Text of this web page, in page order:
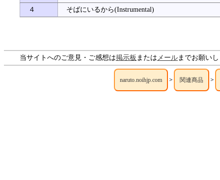
４
そばにいるから(Instrumental)
当サイトへのご意見・ご感想は掲示板 または メールまでお願い
naruto.noihjp.com ＞ 関連商品 ＞